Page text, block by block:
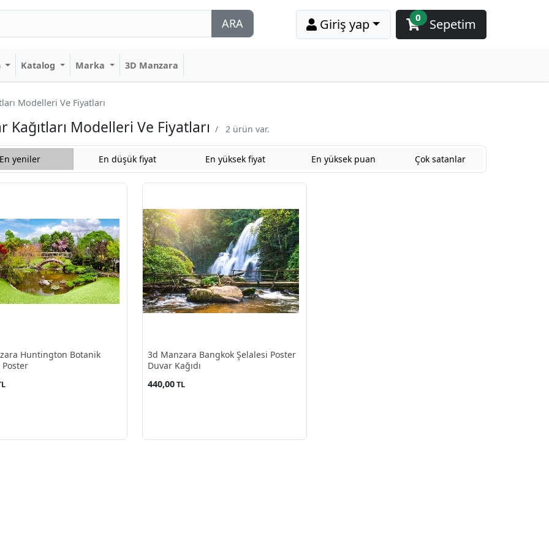
ARA Giriş yap Sepetim
0
Katalog Marka 3D Manzara
Modelleri Ve Fiyatları
Modelleri Ve Fiyatları / 2 ürün var.
yeniler En düşük fiyat En yüksek fiyat En yüksek puan Çok satanlar
Huntington Botanik
Poster
3d Manzara Bangkok Şelalesi Poster
Duvar Kağıdı
440,00TL